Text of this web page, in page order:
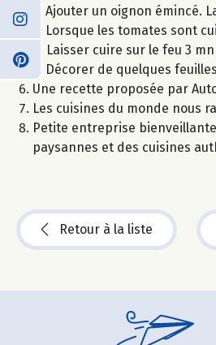
2. Ajouter un oignon émincé.
3. Lorsque les tomates sont
4. Laisser cuire sur le feu 3
5. Décorer de quelques
Une recette proposée par
Les cuisines du monde nous
Petite entreprise
paysannes et des cuisines
Retour à la liste